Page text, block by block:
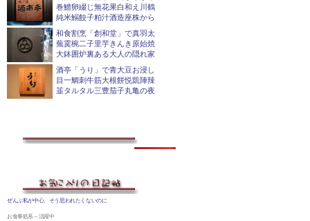
巻鱧卵綴じ無花果白和え川鶴
純米鰯餃子粕汁酒造座株から
和食割烹「創和堂」で真羽太
蕪霙椀二子里芋きんき原始焼
大鉢囲炉裏ある大人の隠れ家
酒亭「うり」で青大豆お浸し
目一鯛刺牛筋大根餅悦凱陣辣
韮タルタル三豊茄子丸亀の夜
ぜんぶ私が中心、そう思われたくないのに
お食事処系～活躍中